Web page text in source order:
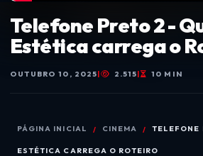
Telefone Preto 2 -
Estética carrega o
OUTUBRO 10, 2025| 2.515| 10 MIN
PÁGINA INICIAL CINEMA TELEFONE
ESTÉTICA CARREGA O ROTEIRO